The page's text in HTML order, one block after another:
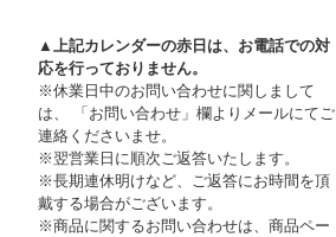
▲上記カレンダーの赤日は、お電話での対
応を行っておりません。
※休業日中のお問い合わせに関しまして
は、 「お問い合わせ」欄よりメールにてご
連絡くださいませ。
※翌営業日に順次ご返答いたします。
※長期連休明けなど、ご返答にお時間を頂
戴する場合がございます。
※商品に関するお問い合わせは、商品ペー